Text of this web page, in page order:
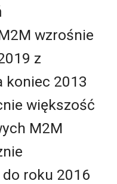
wzrośnie
z
koniec 2013
większość
M2M
roku 2016